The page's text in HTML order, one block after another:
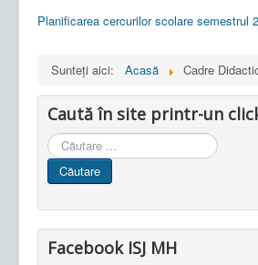
Planificarea cercurilor scolare semestrul
Sunteți aici: Acasă Cadre
Caută în site printr-un
Cauta
in
site
Căutare
Facebook ISJ MH